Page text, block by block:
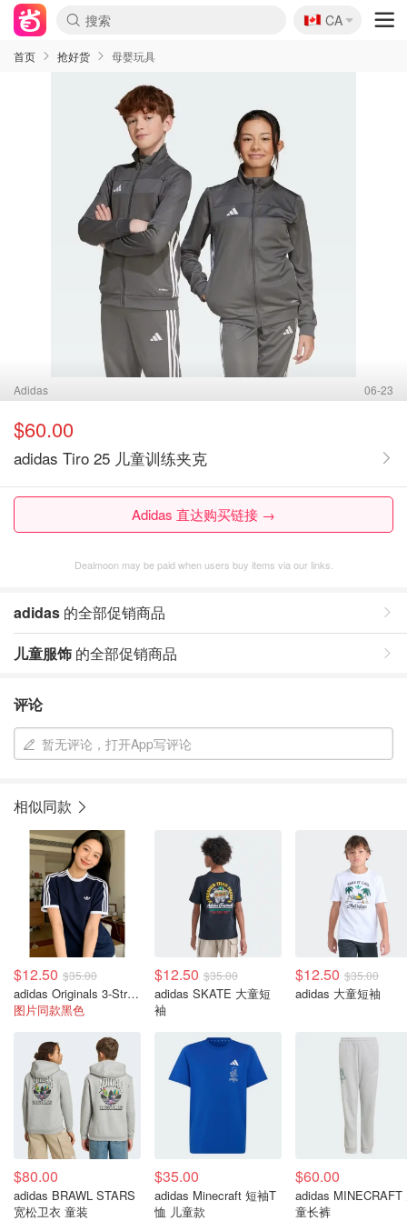
🇨🇦
CA
首页 抢好货 母婴玩具
Adidas 06-23
$60.00
adidas Tiro 25 儿童训练夹克
Adidas 直达购买链接 →
Dealmoon may be paid when users buy items via our links.
adidas 的全部促销商品
儿童服饰 的全部促销商品
评论
暂无评论，打开App写评论
相似同款
$12.50 $35.00
adidas Originals 3-Stripe Cali Ringer 短袖T恤
图片同款黑色
$12.50 $35.00
adidas SKATE 大童短
袖
$12.50 $35.00
adidas 大童短袖
$80.00
adidas BRAWL STARS
宽松卫衣 童装
$35.00
adidas Minecraft 短袖T
恤 儿童款
$60.00
adidas MINECRAFT
童长裤